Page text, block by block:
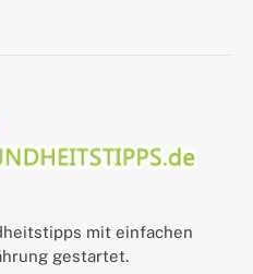
mit einfachen
gestartet.